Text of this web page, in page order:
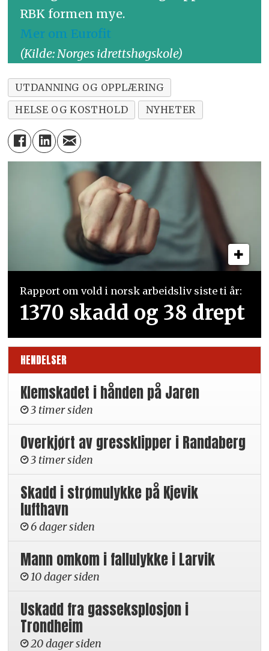
RBK formen mye.
Mer om Eurofit
(Kilde: Norges idrettshøgskole)
UTDANNING OG OPPLÆRING
HELSE OG KOSTHOLD
NYHETER
Rapport om vold i norsk arbeidsliv siste ti år:
1370 skadd og 38 drept
HENDELSER
Klemskadet i hånden på Jaren
3 timer siden
Overkjørt av gressklipper i Randaberg
3 timer siden
Skadd i strømulykke på Kjevik
lufthavn
6 dager siden
Mann omkom i fallulykke i Larvik
10 dager siden
Uskadd fra gasseksplosjon i
Trondheim
20 dager siden